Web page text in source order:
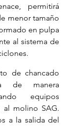
permitirá
menor tamaño
en pulpa
al sistema de
de chancado
de manera
equipos
al molino SAG.